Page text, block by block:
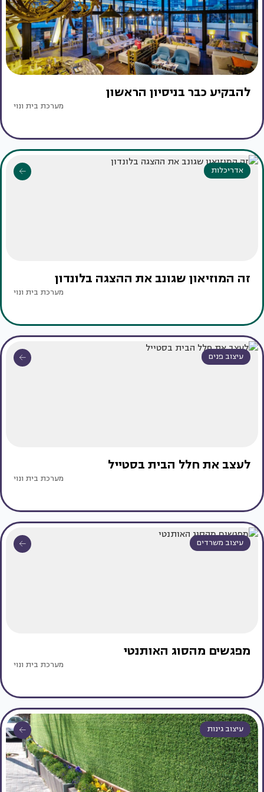
להבקיע כבר בניסיון הראשון
מערכת בית ונוי
אדריכלות
זה המוזיאון שגונב את ההצגה בלונדון
מערכת בית ונוי
עיצוב פנים
לעצב את חלל הבית בסטייל
מערכת בית ונוי
עיצוב משרדים
מפגשים מהסוג האותנטי
מערכת בית ונוי
עיצוב גינות